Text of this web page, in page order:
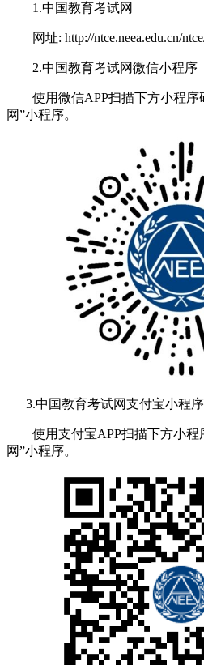
1.中国教育考试网
网址: http://ntce.neea.edu.cn/
2.中国教育考试网微信小程序
使用微信APP扫描下方小程序
网”小程序。
3.中国教育考试网支付宝小程序
使用支付宝APP扫描下方小程
网”小程序。